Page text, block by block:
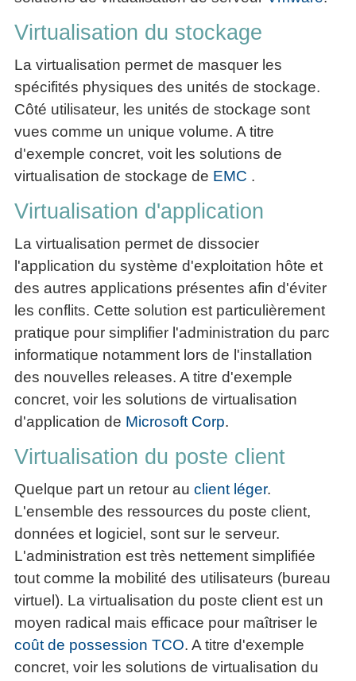
»»»
Virtualisation du stockage
La virtualisation permet de masquer les
spécifités physiques des unités de stockage.
Côté utilisateur, les unités de stockage sont
vues comme un unique volume. A titre
d'exemple concret, voit les solutions de
virtualisation de stockage de EMC .
Virtualisation d'application
La virtualisation permet de dissocier
l'application du système d'exploitation hôte et
des autres applications présentes afin d'éviter
les conflits. Cette solution est particulièrement
pratique pour simplifier l'administration du parc
informatique notamment lors de l'installation
des nouvelles releases. A titre d'exemple
concret, voir les solutions de virtualisation
d'application de Microsoft Corp.
Virtualisation du poste client
Quelque part un retour au client léger.
L'ensemble des ressources du poste client,
données et logiciel, sont sur le serveur.
L'administration est très nettement simplifiée
tout comme la mobilité des utilisateurs (bureau
virtuel). La virtualisation du poste client est un
moyen radical mais efficace pour maîtriser le
coût de possession TCO. A titre d'exemple
concret, voir les solutions de virtualisation du